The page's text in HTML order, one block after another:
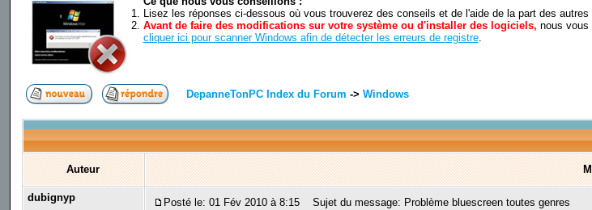
Lisez les réponses ci-dessous où vous trouverez des conseils et de l'aide de la part des autres
Avant de faire des modifications sur votre système ou d'installer des logiciels, nous vous
cliquer ici pour scanner Windows afin de détecter les erreurs de registre.
DepanneTonPC Index du Forum -> Windows
Auteur
dubignyp Posté le: 01 Fév 2010 à 8:15 Sujet du message: Problème bluescreen toutes genres